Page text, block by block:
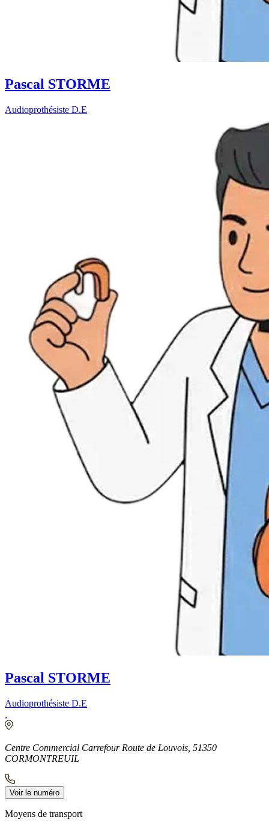
Pascal STORME
Audioprothésiste D.E
Pascal STORME
Audioprothésiste D.E
Centre Commercial Carrefour Route de Louvois, 51350
CORMONTREUIL
Voir le numéro
Moyens de transport